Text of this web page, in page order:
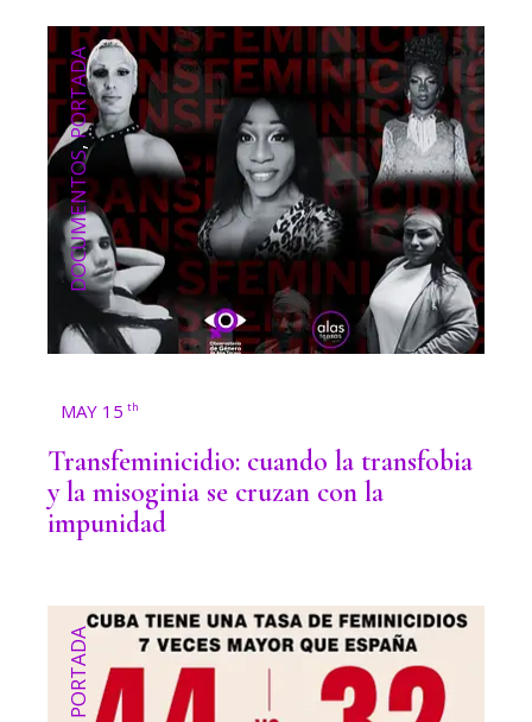
DOCUMENTOS
,
PORTADA
MAY 15 th
Transfeminicidio: cuando la transfobia
y la misoginia se cruzan con la
impunidad
PORTADA